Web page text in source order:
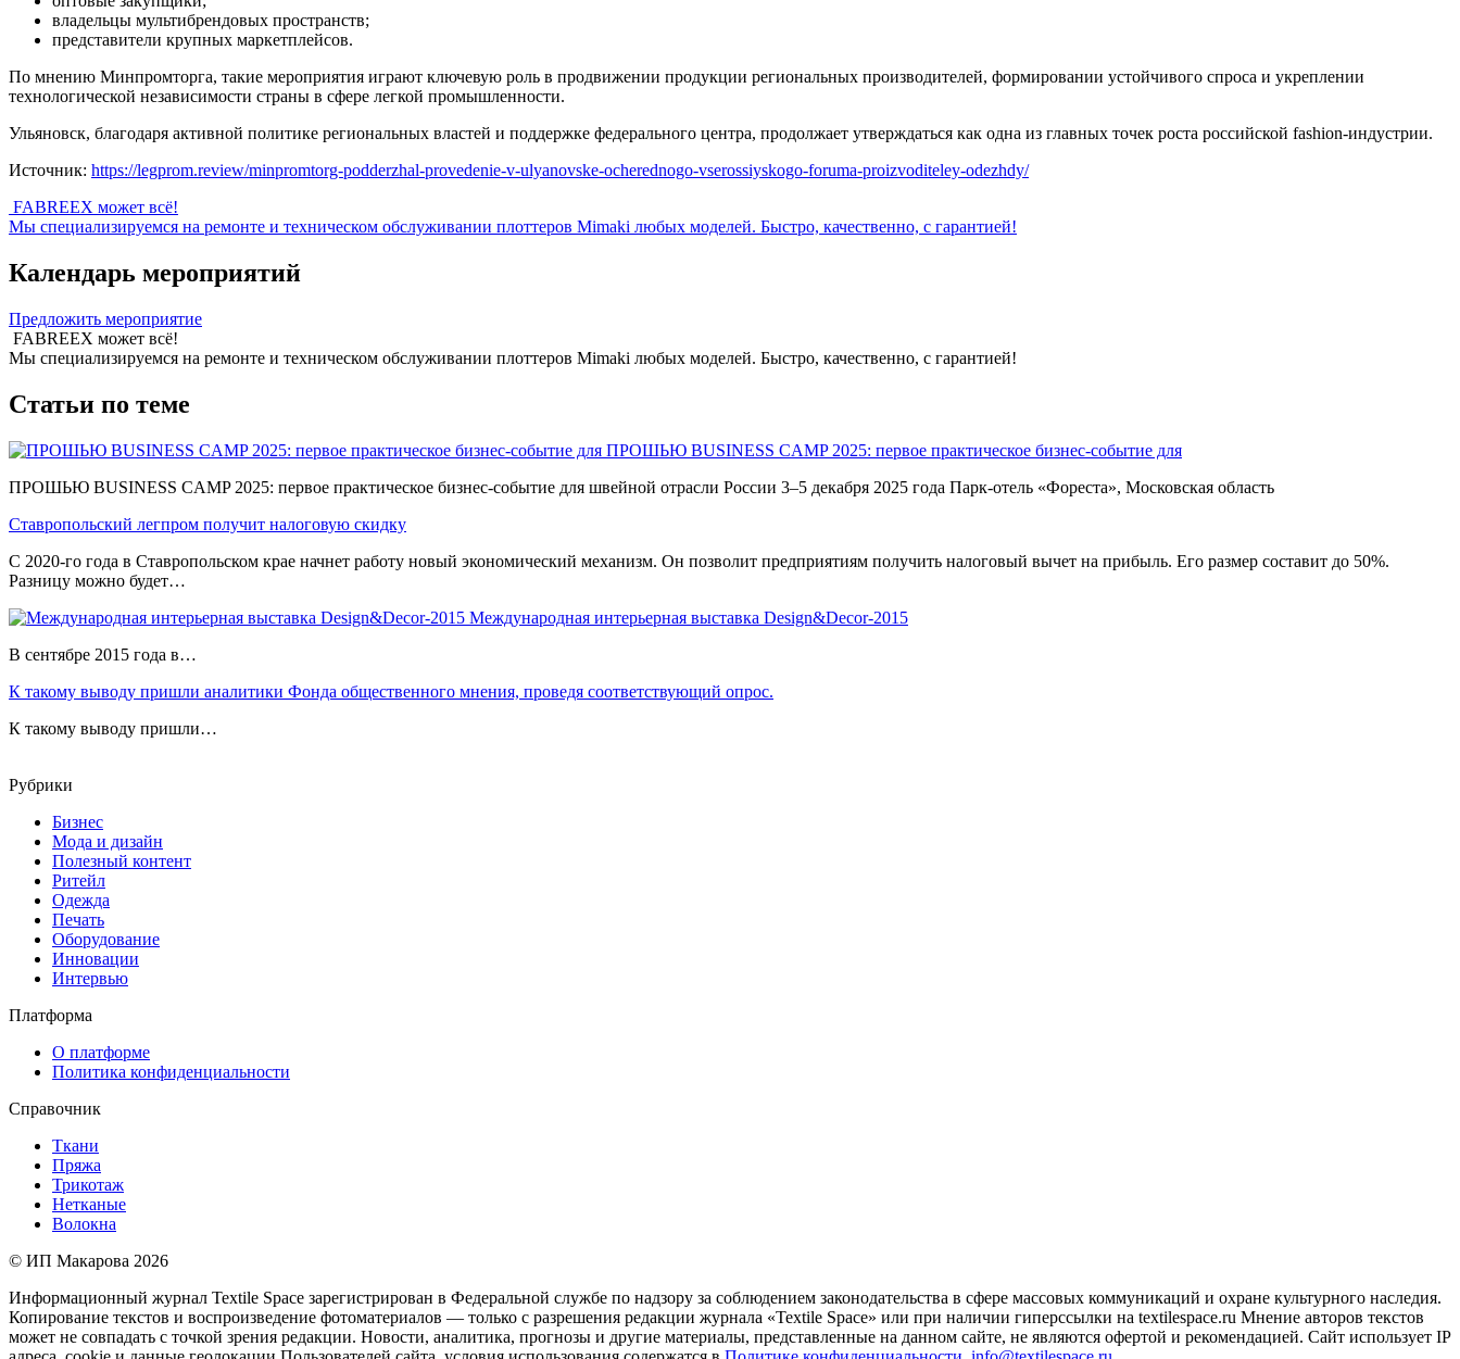
владельцы мультибрендовых пространств;
представители крупных маркетплейсов.
По мнению Минпромторга, такие мероприятия играют ключевую роль в продвижении продукции региональных производителей, формировании устойчивого спроса и укреплении
технологической независимости страны в сфере легкой промышленности.
Ульяновск, благодаря активной политике региональных властей и поддержке федерального центра, продолжает утверждаться как одна из главных точек роста российской fashion-индустрии.
Источник: https://legprom.review/minpromtorg-podderzhal-provedenie-v-ulyanovske-ocherednogo-vserossiyskogo-foruma-proizvoditeley-odezhdy/
FABREEX может всё!
Мы специализируемся на ремонте и техническом обслуживании плоттеров Mimaki любых моделей. Быстро, качественно, с гарантией!
Календарь мероприятий
Предложить мероприятие
FABREEX может всё!
Мы специализируемся на ремонте и техническом обслуживании плоттеров Mimaki любых моделей. Быстро, качественно, с гарантией!
Статьи по теме
ПРOШЬЮ BUSINESS CAMP 2025: первое практическое бизнес-событие для
ПРOШЬЮ BUSINESS CAMP 2025: первое практическое бизнес-событие для швейной отрасли России 3–5 декабря 2025 года Парк-отель «Фореста», Московская область
Ставропольский легпром получит налоговую скидку
С 2020-го года в Ставропольском крае начнет работу новый экономический механизм. Он позволит предприятиям получить налоговый вычет на прибыль. Его размер составит до 50%.
Разницу можно будет…
Международная интерьерная выставка Design&Decor-2015
В сентябре 2015 года в…
К такому выводу пришли аналитики Фонда общественного мнения, проведя соответствующий опрос.
К такому выводу пришли…
Рубрики
Бизнес
Мода и дизайн
Полезный контент
Ритейл
Одежда
Печать
Оборудование
Инновации
Интервью
Платформа
О платформе
Политика конфиденциальности
Справочник
Ткани
Пряжа
Трикотаж
Нетканые
Волокна
© ИП Макарова 2026
Информационный журнал Textile Space зарегистрирован в Федеральной службе по надзору за соблюдением законодательства в сфере массовых коммуникаций и охране культурного наследия.
Копирование текстов и воспроизведение фотоматериалов — только с разрешения редакции журнала «Textile Space» или при наличии гиперссылки на textilespace.ru Мнение авторов текстов
может не совпадать с точкой зрения редакции. Новости, аналитика, прогнозы и другие материалы, представленные на данном сайте, не являются офертой и рекомендацией. Сайт использует IP